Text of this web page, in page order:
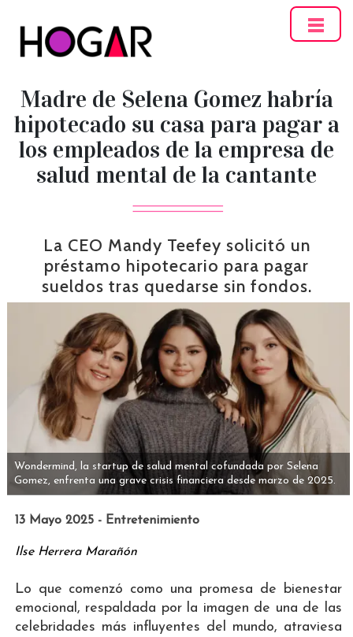
Madre de Selena Gomez habría
hipotecado su casa para pagar a
los empleados de la empresa de
salud mental de la cantante
La CEO Mandy Teefey solicitó un
préstamo hipotecario para pagar
sueldos tras quedarse sin fondos.
Wondermind, la startup de salud mental cofundada por Selena
Gomez, enfrenta una grave crisis financiera desde marzo de 2025.
13 Mayo 2025 - Entretenimiento
Ilse Herrera Marañón
Lo que comenzó como una promesa de bienestar
emocional, respaldada por la imagen de una de las
celebridades más influyentes del mundo, atraviesa